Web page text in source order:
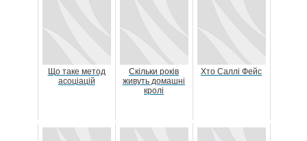
Що таке метод
асоціацій
Скільки років
живуть домашні
кролі
Хто Саллі Фейс